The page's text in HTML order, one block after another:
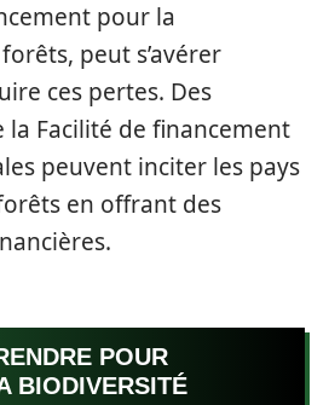
pour la
peut s’avérer
ces pertes. Des
Facilité de financement
peuvent inciter les pays
en offrant des
POUR
BIODIVERSITÉ